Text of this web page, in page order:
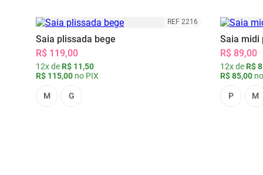
REF 2216
Saia plissada bege
R$ 119,00
12x de R$ 11,50
R$ 115,00 no PIX
M G
Saia midi
R$ 89,00
12x de R$
R$ 85,00
P M